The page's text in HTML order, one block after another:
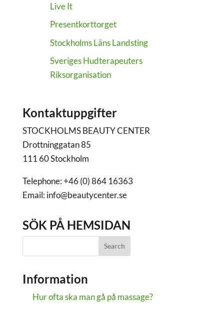
Live It
Presentkorttorget
Stockholms Läns Landsting
Sveriges Hudterapeuters
Riksorganisation
Kontaktuppgifter
STOCKHOLMS BEAUTY CENTER
Drottninggatan 85
111 60 Stockholm
Telephone: +46 (0) 864 16363
Email: info@beautycenter.se
SÖK PÅ HEMSIDAN
Information
Hur ofta ska man gå på massage?